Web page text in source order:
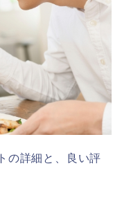
の詳細と、良い評